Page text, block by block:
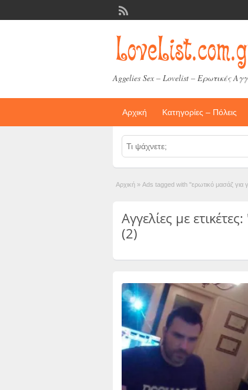
Aggelies Sex – Lovelist – Ερωτικές
Αρχική Κατηγορίες – Πόλεις
Αρχική » Ads tagged with "ερωτικό μασάζ για
Αγγελίες με
(2)